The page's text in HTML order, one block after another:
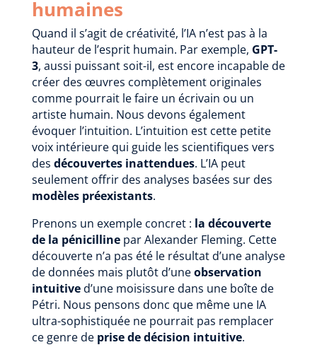
humaines
Quand il s’agit de créativité, l’IA n’est pas à la
hauteur de l’esprit humain. Par exemple, GPT-
3, aussi puissant soit-il, est encore incapable de
créer des œuvres complètement originales
comme pourrait le faire un écrivain ou un
artiste humain. Nous devons également
évoquer l’intuition. L’intuition est cette petite
voix intérieure qui guide les scientifiques vers
des découvertes inattendues. L’IA peut
seulement offrir des analyses basées sur des
modèles préexistants.
Prenons un exemple concret : la découverte
de la pénicillinepar Alexander Fleming. Cette
découverte n’a pas été le résultat d’une analyse
de données mais plutôt d’uneobservation
intuitived’une moisissure dans une boîte de
Pétri. Nous pensons donc que même une IA
ultra-sophistiquée ne pourrait pas remplacer
ce genre de prise de décision intuitive.